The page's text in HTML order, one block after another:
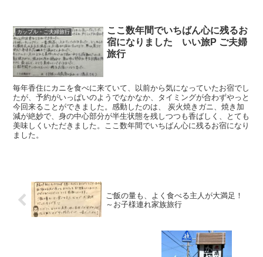
カップル・ご夫婦旅行
ここ数年間でいちばん心に残るお
宿になりました いい旅P ご夫婦
旅行
毎年香住にカニを食べに来ていて、以前から気になっていたお宿でし
たが、予約がいっぱいのようでなかなか、タイミングが合わずやっと
今回来ることができました。感動したのは、 炭火焼きガニ、焼き加
減が絶妙で、身の中心部分が半生状態を残しつつも香ばしく、とても
美味しくいただきました。ここ数年間でいちばん心に残るお宿になり
ました。
ご飯の量も、よく食べる主人が大満足！
～お子様連れ家族旅行